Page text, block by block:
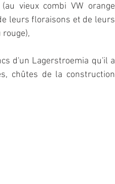
(au vieux combi VW orange
leurs floraisons et de leurs
d'un Lagerstroemia qu'il a
chûtes de la construction